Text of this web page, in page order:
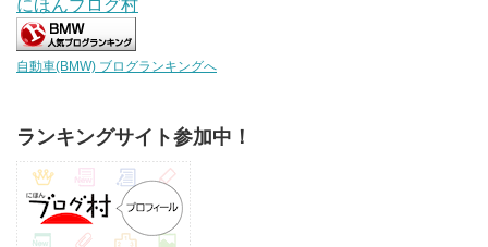
にほんブログ村
自動車(BMW) ブログランキングへ
ランキングサイト参加中！